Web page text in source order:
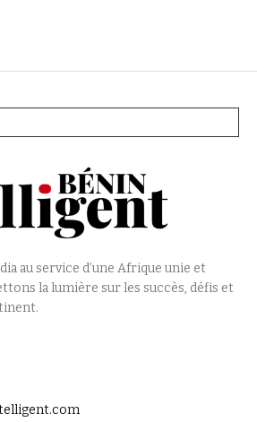
au service d’une Afrique unie et
la lumière sur les succès, défis et